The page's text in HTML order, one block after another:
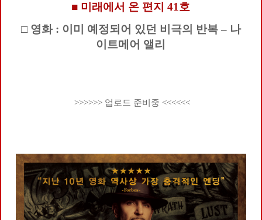
■ 미래에서 온 편지 41호
□ 영화 : 이미 예정되어 있던 비극의 반복 – 나
이트메어 앨리
>>>>>> 업로드 준비중 <<<<<<